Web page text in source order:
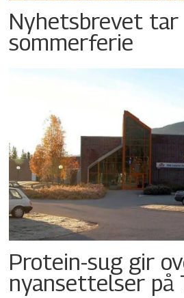
Nyhetsbrevet tar
sommerferie
Protein-sug gir
nyansettelser på